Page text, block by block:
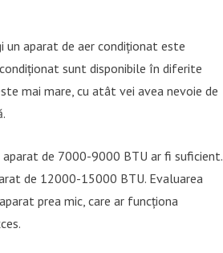
un aparat de aer condiționat este
sunt disponibile în diferite
mai mare, cu atât vei avea nevoie de
de 7000-9000 BTU ar fi suficient.
de 12000-15000 BTU. Evaluarea
prea mic, care ar funcționa